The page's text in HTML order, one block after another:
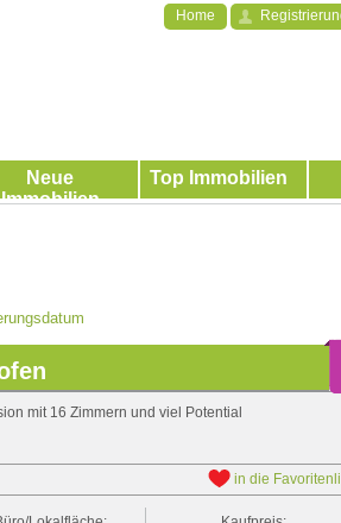
Home
Neue
Immobilien
Top Immobilien
mit 16 Zimmern und viel Potential
in die